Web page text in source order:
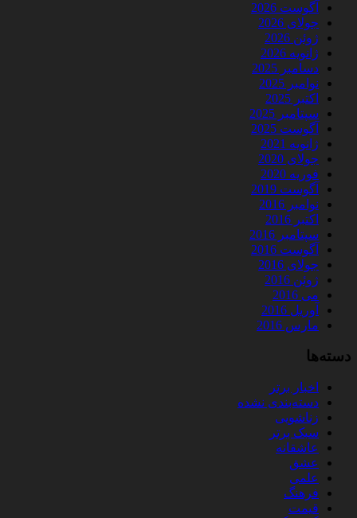
آگوست 2026
جولای 2026
ژوئن 2026
ژانویه 2026
دسامبر 2025
نوامبر 2025
اکتبر 2025
سپتامبر 2025
آگوست 2025
ژانویه 2021
جولای 2020
فوریه 2020
آگوست 2019
نوامبر 2016
اکتبر 2016
سپتامبر 2016
آگوست 2016
جولای 2016
ژوئن 2016
می 2016
آوریل 2016
مارس 2016
دسته‌ها
اخبار برتر
دسته‌بندی نشده
زناشویی
سبک برتر
عاشقانه
عشق
علمی
فرهنگ
قیمت